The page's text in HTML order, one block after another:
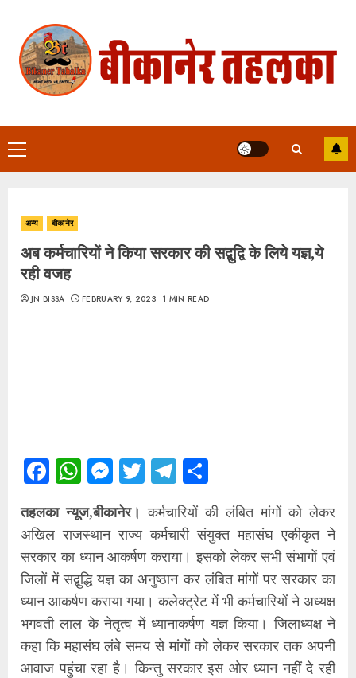
content
Primary
Menu
अन्य बीकानेर
अब कर्मचारियों ने किया सरकार की सद्बुद्वि के लिये यज्ञ,ये
रही वजह
JN BISSA FEBRUARY 9, 2023 1 MIN READ
Facebook
WhatsApp
Messenger
TwitterTelegram
तहलका न्यूज,बीकानेर। कर्मचारियों की लंबित मांगों को लेकर
अखिल राजस्थान राज्य कर्मचारी संयुक्त महासंघ एकीकृत ने
सरकार का ध्यान आकर्षण कराया। इसको लेकर सभी संभागों एवं
जिलों में सद्बुद्धि यज्ञ का अनुष्ठान कर लंबित मांगों पर सरकार का
ध्यान आकर्षण कराया गया। कलेक्ट्रेट में भी कर्मचारियों ने अध्यक्ष
भगवती लाल के नेतृत्व में ध्यानाकर्षण यज्ञ किया। जिलाध्यक्ष ने
कहा कि महासंघ लंबे समय से मांगों को लेकर सरकार तक अपनी
आवाज पहुंचा रहा है। किन्तु सरकार इस ओर ध्यान नहीं दे रही